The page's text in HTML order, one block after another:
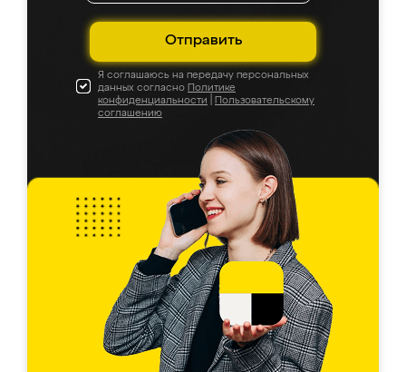
Отправить
Я соглашаюсь на передачу персональных
данных согласно Политике
конфиденциальности
Пользовательскому
соглашению